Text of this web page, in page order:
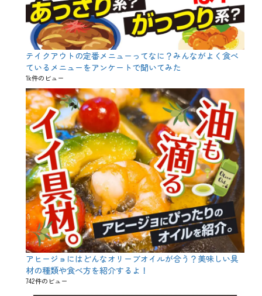
テイクアウトの定番メニューってなに？みんながよく食べ
ているメニューをアンケートで聞いてみた
1k件のビュー
アヒージョにはどんなオリーブオイルが合う？美味しい具
材の種類や食べ方を紹介するよ！
742件のビュー